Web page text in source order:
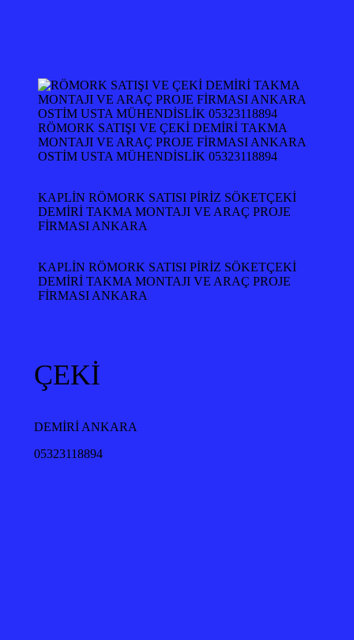
RÖMORK SATIŞI VE ÇEKİ DEMİRİ TAKMA
MONTAJI VE ARAÇ PROJE FİRMASI ANKARA
OSTİM USTA MÜHENDİSLİK 05323118894
KAPLİN RÖMORK SATISI PİRİZ SÖKETÇEKİ
DEMİRİ TAKMA MONTAJI VE ARAÇ PROJE
FİRMASI ANKARA
KAPLİN RÖMORK SATISI PİRİZ SÖKETÇEKİ
DEMİRİ TAKMA MONTAJI VE ARAÇ PROJE
FİRMASI ANKARA
ÇEKİ
DEMİRİ ANKARA
05323118894